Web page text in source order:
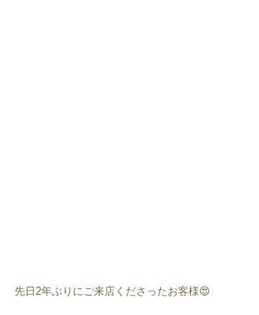
先日2年ぶりにご来店くださったお客様😍